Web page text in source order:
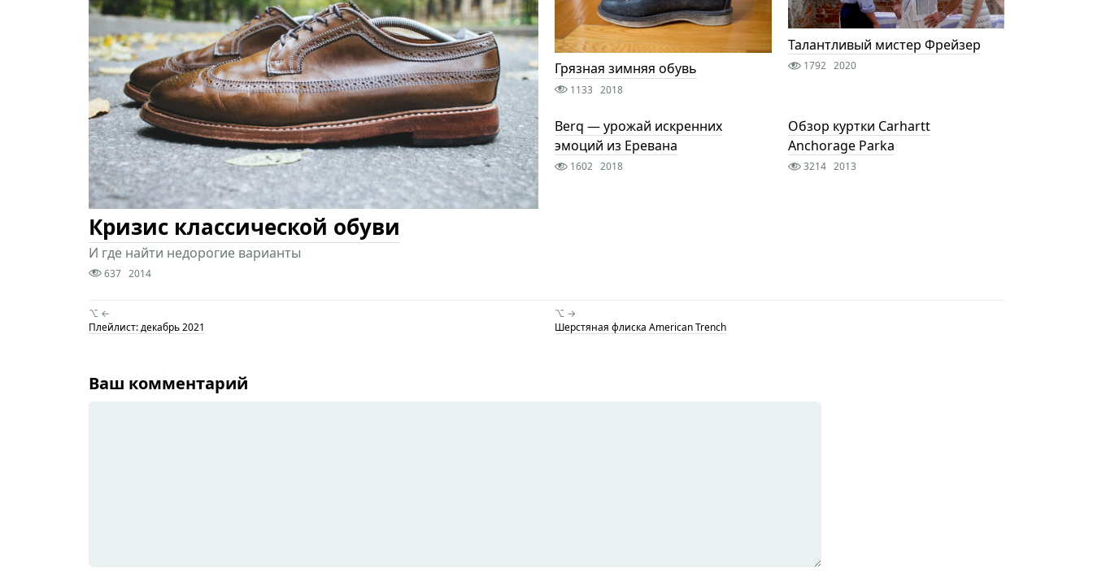
Кризис классической обуви
И где найти недорогие варианты
637 2014
Грязная зимняя обувь
1133 2018
Талантливый мистер Фрейзер
1792 2020
Berq — урожай искренних
эмоций из Еревана
1602 2018
Обзор куртки Carhartt
Anchorage Parka
3214 2013
⌥ ←
Плейлист: декабрь 2021
⌥ →
Шерстяная флиска American Trench
Ваш комментарий